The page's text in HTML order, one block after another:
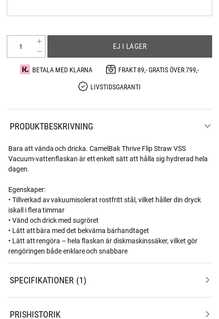
EJ I LAGER
BETALA MED KLARNA
FRAKT 89,- GRATIS ÖVER 799,-
LIVSTIDSGARANTI
PRODUKTBESKRIVNING
Bara att vända och dricka. CamelBak Thrive Flip Straw VSS
Vacuum-vattenflaskan är ett enkelt sätt att hålla sig hydrerad hela
dagen.
Egenskaper:
• Tillverkad av vakuumisolerat rostfritt stål, vilket håller din dryck
iskall i flera timmar
• Vänd och drick med sugröret
• Lätt att bära med det bekväma bärhandtaget
• Lätt att rengöra – hela flaskan är diskmaskinssäker, vilket gör
rengöringen både enklare och snabbare
SPECIFIKATIONER 1
PRISHISTORIK